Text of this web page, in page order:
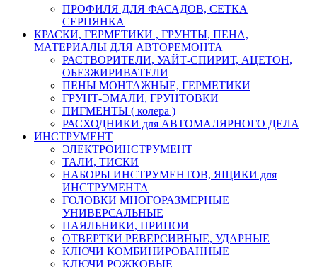
ПРОФИЛЯ ДЛЯ ФАСАДОВ, СЕТКА
СЕРПЯНКА
КРАСКИ, ГЕРМЕТИКИ , ГРУНТЫ, ПЕНА,
МАТЕРИАЛЫ ДЛЯ АВТОРЕМОНТА
РАСТВОРИТЕЛИ, УАЙТ-СПИРИТ, АЦЕТОН,
ОБЕЗЖИРИВАТЕЛИ
ПЕНЫ МОНТАЖНЫЕ, ГЕРМЕТИКИ
ГРУНТ-ЭМАЛИ, ГРУНТОВКИ
ПИГМЕНТЫ ( колера )
РАСХОДНИКИ для АВТОМАЛЯРНОГО ДЕЛА
ИНСТРУМЕНТ
ЭЛЕКТРОИНСТРУМЕНТ
ТАЛИ, ТИСКИ
НАБОРЫ ИНСТРУМЕНТОВ, ЯЩИКИ для
ИНСТРУМЕНТА
ГОЛОВКИ МНОГОРАЗМЕРНЫЕ
УНИВЕРСАЛЬНЫЕ
ПАЯЛЬНИКИ, ПРИПОИ
ОТВЕРТКИ РЕВЕРСИВНЫЕ, УДАРНЫЕ
КЛЮЧИ КОМБИНИРОВАННЫЕ
КЛЮЧИ РОЖКОВЫЕ